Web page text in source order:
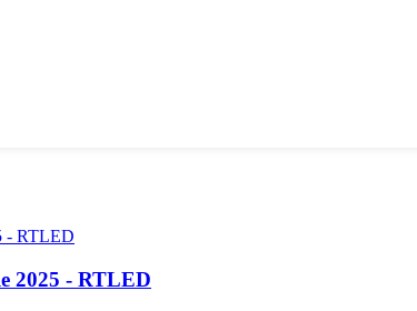
2025 - RTLED